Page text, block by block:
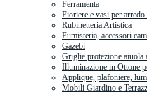
Ferramenta
Fioriere e vasi per arredo
Rubinetteria Artistica
Fumisteria, accessori
Gazebi
Griglie protezione aiuola
Illuminazione in Ottone
Applique, plafoniere,
Mobili Giardino e